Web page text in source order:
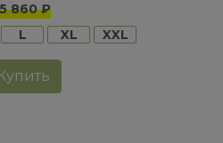
5 860 ₽
L XL XXL